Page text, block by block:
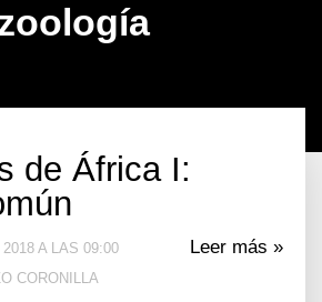
de África I:
Leer más »
A LAS 09:00
CORONILLA